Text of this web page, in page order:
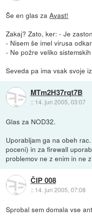
Še en glas zaAvast!
Zakaj? Zato, ker: - Je
- Nisem še imel virusa
- Ne požre veliko
Seveda pa ima vsak svoje
MTm2H37rqt7B
:: 14. jun 2005, 03:07
Glas za NOD32.
Uporabljam ga na obeh
poceni) in za firewall
problemov ne z enim in ne
ČIP 008
:: 14. jun 2005, 07:08
Sprobal sem domala vse